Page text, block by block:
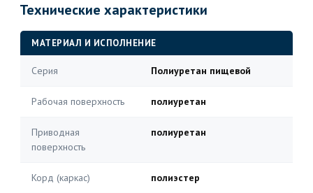
Технические характеристики
МАТЕРИАЛ И ИСПОЛНЕНИЕ
Серия Полиуретан пищевой
Рабочая поверхность полиуретан
Приводная
поверхность
полиуретан
Корд (каркас) полиэстер